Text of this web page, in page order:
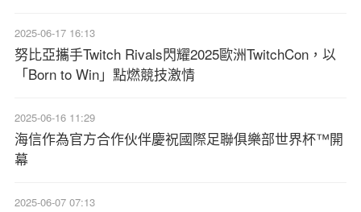
2025-06-17 16:13
努比亞攜手Twitch Rivals閃耀2025歐洲TwitchCon，以
「Born to Win」點燃競技激情
2025-06-16 11:29
海信作為官方合作伙伴慶祝國際足聯俱樂部世界杯™開
幕
2025-06-07 07:13